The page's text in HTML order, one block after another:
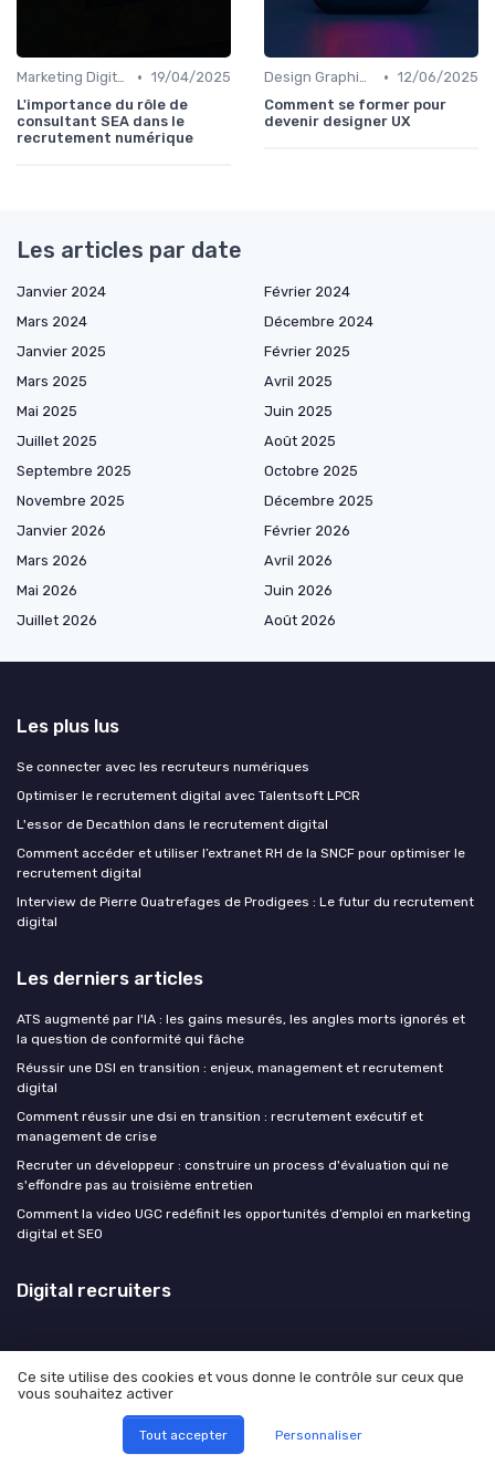
Marketing Digital et SEO • 19/04/2025
L'importance du rôle de
consultant SEA dans le
recrutement numérique
Design Graphique et UX/UI • 12/06/2025
Comment se former pour
devenir designer UX
Les articles par date
Janvier 2024
Février 2024
Mars 2024
Décembre 2024
Janvier 2025
Février 2025
Mars 2025
Avril 2025
Mai 2025
Juin 2025
Juillet 2025
Août 2025
Septembre 2025
Octobre 2025
Novembre 2025
Décembre 2025
Janvier 2026
Février 2026
Mars 2026
Avril 2026
Mai 2026
Juin 2026
Juillet 2026
Août 2026
Les plus lus
Se connecter avec les recruteurs numériques
Optimiser le recrutement digital avec Talentsoft LPCR
L'essor de Decathlon dans le recrutement digital
Comment accéder et utiliser l’extranet RH de la SNCF pour optimiser le
recrutement digital
Interview de Pierre Quatrefages de Prodigees : Le futur du recrutement
digital
Les derniers articles
ATS augmenté par l'IA : les gains mesurés, les angles morts ignorés et
la question de conformité qui fâche
Réussir une DSI en transition : enjeux, management et recrutement
digital
Comment réussir une dsi en transition : recrutement exécutif et
management de crise
Recruter un développeur : construire un process d'évaluation qui ne
s'effondre pas au troisième entretien
Comment la video UGC redéfinit les opportunités d’emploi en marketing
digital et SEO
Digital recruiters
Mentions légales
© Digital recruiters 2026
Ce site utilise des cookies et vous donne le contrôle sur ceux que
vous souhaitez activer
Tout accepter Personnaliser